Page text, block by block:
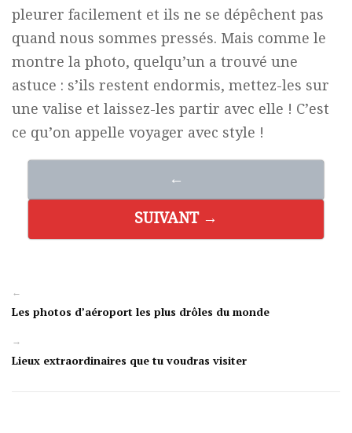
pleurer facilement et ils ne se dépêchent pas
quand nous sommes pressés. Mais comme le
montre la photo, quelqu’un a trouvé une
astuce : s’ils restent endormis, mettez-les sur
une valise et laissez-les partir avec elle ! C’est
ce qu’on appelle voyager avec style !
←
SUIVANT →
←
Les photos d’aéroport les plus drôles du monde
→
Lieux extraordinaires que tu voudras visiter